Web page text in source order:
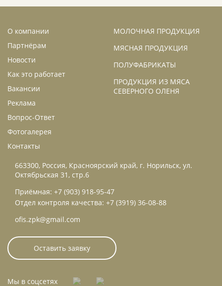
О компании
Партнёрам
Новости
Как это работает
Вакансии
Реклама
Вопрос-Ответ
Фотогалерея
Контакты
МОЛОЧНАЯ ПРОДУКЦИЯ
МЯСНАЯ ПРОДУКЦИЯ
ПОЛУФАБРИКАТЫ
ПРОДУКЦИЯ ИЗ МЯСА
СЕВЕРНОГО ОЛЕНЯ
663300, Россия, Красноярский край, г. Норильск, ул.
Октябрьская 31, стр.6
Приёмная: +7 (903) 918-95-47
Отдел контроля качества: +7 (3919) 36-08-88
ofis.zpk@gmail.com
Оставить заявку
Мы в соцсетях